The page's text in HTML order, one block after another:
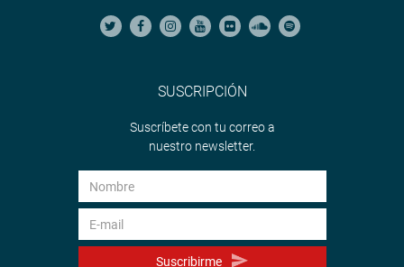
SUSCRIPCIÓN
Suscríbete con tu correo a
nuestro newsletter.
Suscribirme